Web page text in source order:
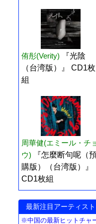
侑彤(Verity)
『光陰
（台湾版）』 CD1枚
組
周華健(エミール・チ
ウ)
『怎麼断句呢（
購版）（台湾版）』
CD1枚組
最新注目アーティスト
※中国の最新ヒットチャ